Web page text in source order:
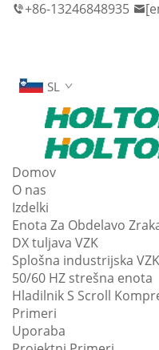
+86-13246848935
SL
Domov
O nas
Izdelki
Enota Za Obdelavo
DX tuljava VZK
Splošna industrijska VZK
50/60 HZ strešna enota
Hladilnik S Scroll
Primeri
Uporaba